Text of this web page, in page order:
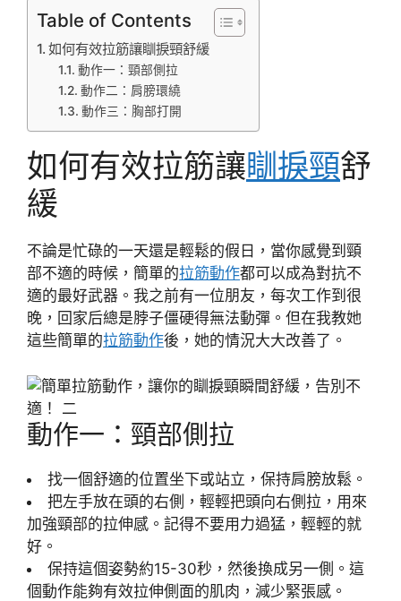
Table of Contents
如何有效拉筋讓瞓捩頸舒緩
動作一：頸部側拉
動作二：肩膀環繞
動作三：胸部打開
如何有效拉筋讓瞓捩頸舒
緩
不論是忙碌的一天還是輕鬆的假日，當你感覺到頸
部不適的時候，簡單的拉筋動作都可以成為對抗不
適的最好武器。我之前有一位朋友，每次工作到很
晚，回家后總是脖子僵硬得無法動彈。但在我教她
這些簡單的拉筋動作後，她的情況大大改善了。
動作一：頸部側拉
找一個舒適的位置坐下或站立，保持肩膀放鬆。
把左手放在頭的右側，輕輕把頭向右側拉，用來
加強頸部的拉伸感。記得不要用力過猛，輕輕的就
好。
保持這個姿勢約15-30秒，然後換成另一側。這
個動作能夠有效拉伸側面的肌肉，減少緊張感。